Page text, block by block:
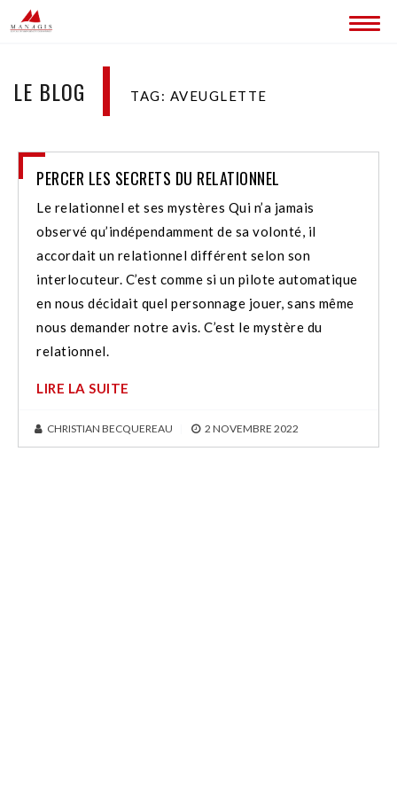
LES SITES MANAGIS
CONTACT
LE BLOG TAG: AVEUGLETTE
PERCER LES SECRETS DU RELATIONNEL
Le relationnel et ses mystères Qui n’a jamais
observé qu’indépendamment de sa volonté, il
accordait un relationnel différent selon son
interlocuteur. C’est comme si un pilote automatique
en nous décidait quel personnage jouer, sans même
nous demander notre avis. C’est le mystère du
relationnel.
LIRE LA SUITE
CHRISTIAN BECQUEREAU 2 NOVEMBRE 2022